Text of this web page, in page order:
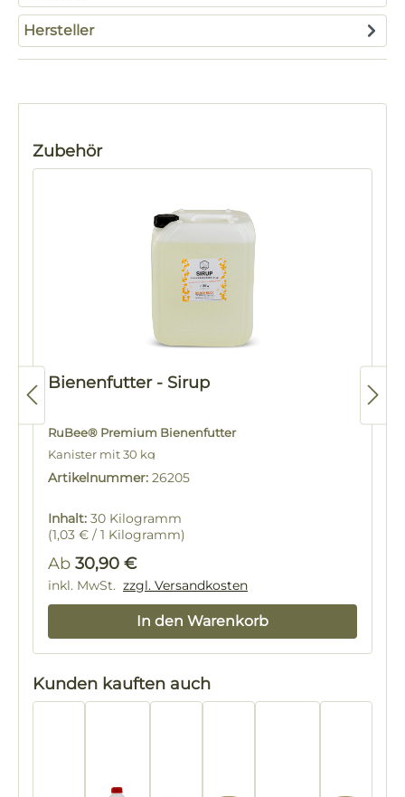
Hersteller
Produktgalerie überspringen
Zubehör
Bienenfutter - Sirup
RuBee® Premium Bienenfutter
Kanister mit 30 kg
mit Entlüftungsöffnung
Artikelnummer: 26205
Inhalt: 30 Kilogramm
(1,03 € / 1 Kilogramm)
Regulärer Preis:
Ab 30,90 €
inkl. MwSt. zzgl. Versandkosten
In den Warenkorb
Produktgalerie überspringen
Kunden kauften auch